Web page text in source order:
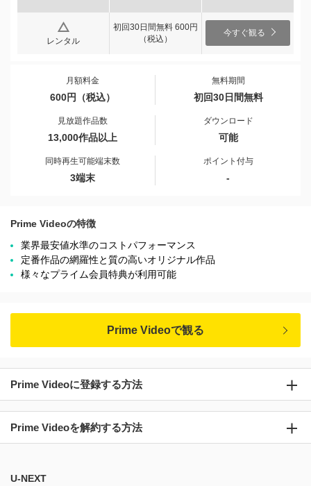
レンタル
初回30日間無料 600円
（税込）
今すぐ観る
月額料金
600円（税込）
無料期間
初回30日間無料
見放題作品数
13,000作品以上
ダウンロード
可能
同時再生可能端末数
3端末
ポイント付与
-
Prime Videoの特徴
業界最安値水準のコストパフォーマンス
定番作品の網羅性と質の高いオリジナル作品
様々なプライム会員特典が利用可能
Prime Videoで観る
Prime Videoに登録する方法
Prime Videoを解約する方法
U-NEXT